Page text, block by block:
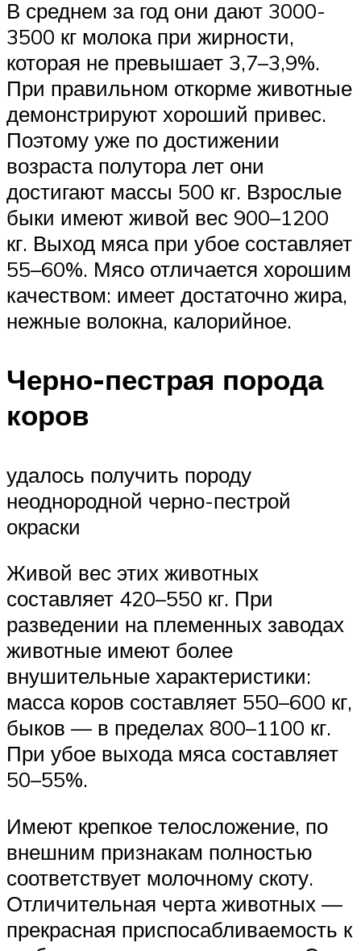
В среднем за год они дают 3000-
3500 кг молока при жирности,
которая не превышает 3,7–3,9%.
При правильном откорме животные
демонстрируют хороший привес.
Поэтому уже по достижении
возраста полутора лет они
достигают массы 500 кг. Взрослые
быки имеют живой вес 900–1200
кг. Выход мяса при убое составляет
55–60%. Мясо отличается хорошим
качеством: имеет достаточно жира,
нежные волокна, калорийное.
Черно-пестрая порода
коров
удалось получить породу
неоднородной черно-пестрой
окраски
Живой вес этих животных
составляет 420–550 кг. При
разведении на племенных заводах
животные имеют более
внушительные характеристики:
масса коров составляет 550–600 кг,
быков — в пределах 800–1100 кг.
При убое выхода мяса составляет
50–55%.
Имеют крепкое телосложение, по
внешним признакам полностью
соответствует молочному скоту.
Отличительная черта животных —
прекрасная приспосабливаемость к